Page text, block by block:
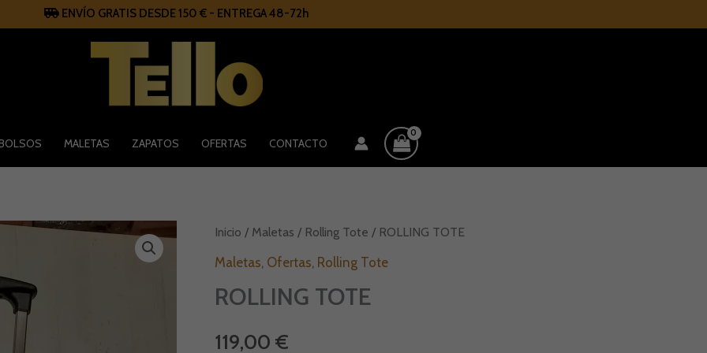
ENVÍO GRATIS DESDE 150 € - ENTREGA 48-72h
MALETAS ZAPATOS OFERTAS CONTACTO
Inicio / Maletas / Rolling Tote / ROLLING TOTE
Maletas Ofertas Rolling Tote
ROLLING TOTE
119,00 €
ROLLING
cantidad